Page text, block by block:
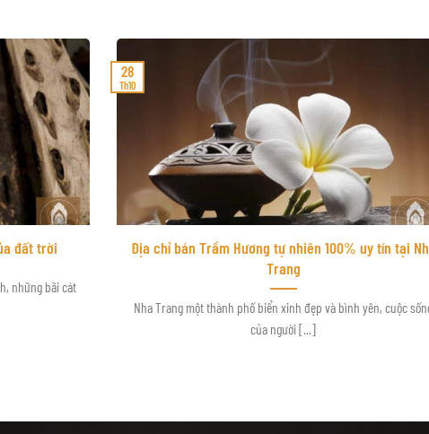
đất trời
những bãi cát
Địa chỉ bán Trầm Hương tự nhiên 100% uy tín tại
Trang
Nha Trang một thành phố biển xinh đẹp và bình yên, cuộc
của người [...]
28
Th10